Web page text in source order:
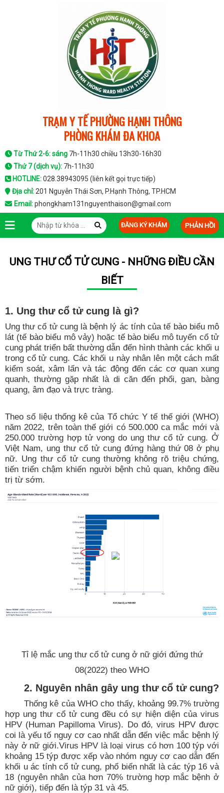
TRẠM Y TẾ PHƯỜNG HẠNH THÔNG
PHÒNG KHÁM ĐA KHOA
Từ Thứ 2-6: sáng 7h-11h30 chiều 13h30-16h30
Thứ 7 (dịch vụ): 7h-11h30
HOTLINE:028.38943095 (liên kết gọi trực tiếp)
Địa chỉ: 201 Nguyễn Thái Sơn, P.Hạnh Thông, TP.HCM
Email:phongkham131nguyenthaison@gmail.com
ĐĂNG KÝ KHÁM PHẢN HỒI
UNG THƯ CỔ TỬ CUNG - NHỮNG ĐIỀU CẦN
BIẾT
1. Ung thư cổ tử cung là gì?
Ung thư cổ tử cung là bệnh lý ác tính của tế bào biểu mô
lát (tế bào biểu mô vảy) hoặc tế bào biểu mô tuyến cổ tử
cung phát triển bất thường dẫn đến hình thành các khối u
trong cổ tử cung. Các khối u này nhân lên một cách mất
kiểm soát, xâm lấn và tác động đến các cơ quan xung
quanh, thường gặp nhất là di căn đến phổi, gan, bàng
quang, âm đạo và trực tràng.
Theo số liệu thống kê của Tổ chức Y tế thế giới (WHO)
năm 2022, trên toàn thế giới có 500.000 ca mắc mới và
250.000 trường hợp tử vong do ung thư cổ tử cung. Ở
Việt Nam, ung thư cổ tử cung đứng hàng thứ 08 ở phụ
nữ. Ung thư cổ tử cung thường không rõ triệu chứng,
tiến triển chậm khiến người bệnh chủ quan, không điều
trị từ sớm.
Tỉ lệ mắc ung thư cổ tử cung ở nữ giới đứng thứ
08(2022) theo WHO
2. Nguyên nhân gây ung thư cổ tử cung?
Thống kê của WHO cho thấy, khoảng 99.7% trường
hợp ung thư cổ tử cung đều có sự hiện diện của virus
HPV (Human Papilloma Virus). Do đó, virus HPV được
coi là yếu tố nguy cơ cao nhất dẫn đến việc mắc bệnh lý
này ở nữ giới.Virus HPV là loại virus có hơn 100 týp với
khoảng 15 týp được xếp vào nhóm nguy cơ cao dẫn đến
khối u ác tính cổ tử cung, phổ biến nhất là các týp 16 và
18 (nguyên nhân của hơn 70% trường hợp mắc bệnh ở
nữ giới), tiếp đến là týp 31 và 45.